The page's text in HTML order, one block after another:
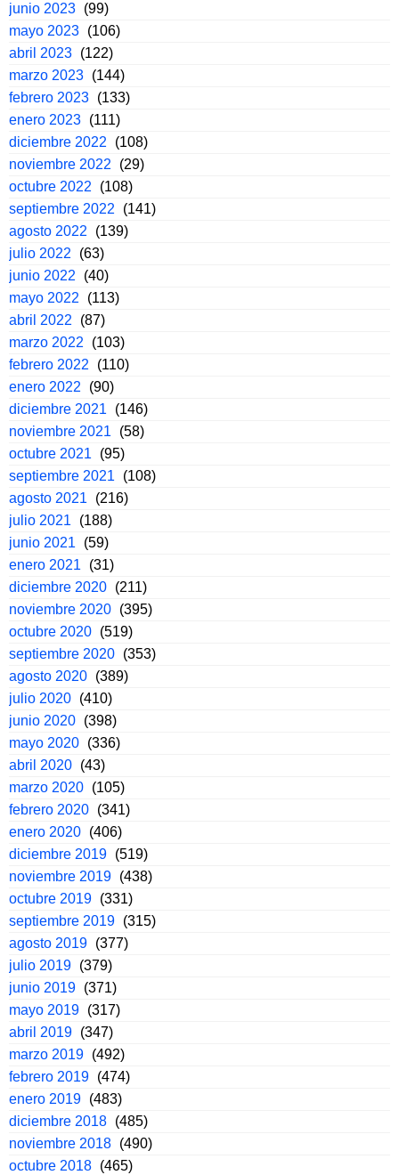
junio 2023 (99)
mayo 2023 (106)
abril 2023 (122)
marzo 2023 (144)
febrero 2023 (133)
enero 2023 (111)
diciembre 2022
(108)
noviembre 2022
(29)
octubre 2022
(108)
septiembre 2022
(141)
agosto 2022
(139)
julio 2022
(63)
junio 2022
(40)
mayo 2022
(113)
abril 2022
(87)
marzo 2022
(103)
febrero 2022
(110)
enero 2022
(90)
diciembre 2021
(146)
noviembre 2021
(58)
octubre 2021
(95)
septiembre 2021
(108)
agosto 2021
(216)
julio 2021
(188)
junio 2021
(59)
enero 2021
(31)
diciembre 2020 (211)
noviembre 2020 (395)
octubre 2020 (519)
septiembre 2020 (353)
agosto 2020 (389)
julio 2020 (410)
junio 2020 (398)
mayo 2020 (336)
abril 2020 (43)
marzo 2020 (105)
febrero 2020 (341)
enero 2020 (406)
diciembre 2019 (519)
noviembre 2019 (438)
octubre 2019 (331)
septiembre 2019 (315)
agosto 2019 (377)
julio 2019 (379)
junio 2019 (371)
mayo 2019 (317)
abril 2019 (347)
marzo 2019 (492)
febrero 2019 (474)
enero 2019 (483)
diciembre 2018 (485)
noviembre 2018 (490)
octubre 2018 (465)